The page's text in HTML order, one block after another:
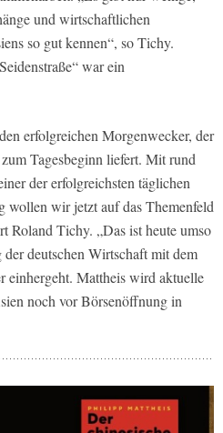
und wirtschaftlichen
so gut kennen“, so Tichy.
war ein
erfolgreichen Morgenwecker, der
Tagesbeginn liefert. Mit rund
der erfolgreichsten täglichen
wollen wir jetzt auf das Themenfeld
Roland Tichy. „Das ist heute umso
deutschen Wirtschaft mit dem
einhergeht. Mattheis wird aktuelle
noch vor Börsenöffnung in